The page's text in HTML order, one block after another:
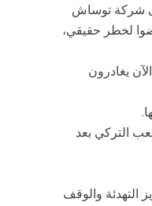
شركة توساش
آمنين ولم يتعرضوا لخطر حقيقي،
يغادرون
التركي بعد
التهدئة والوقف